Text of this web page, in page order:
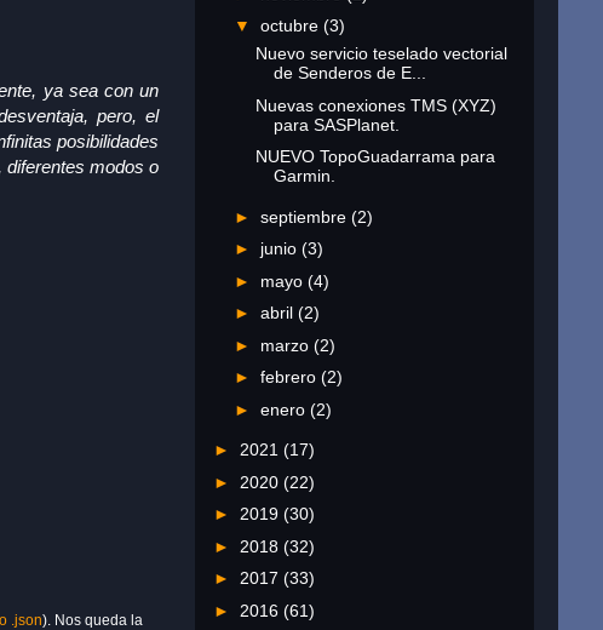
ya sea con un
pero, el
posibilidades
diferentes modos o
.json). Nos queda la
▼ octubre (3)
Nuevo servicio teselado vectorial
de Senderos de E...
Nuevas conexiones TMS (XYZ)
para SASPlanet.
NUEVO TopoGuadarrama para
Garmin.
► septiembre (2)
► junio (3)
► mayo (4)
► abril (2)
► marzo (2)
► febrero (2)
► enero (2)
► 2021 (17)
► 2020 (22)
► 2019 (30)
► 2018 (32)
► 2017 (33)
► 2016 (61)